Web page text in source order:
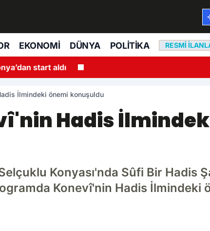
EKONOMI DÜNYA POLITIKA RESMI
start aldı
İlmindeki önemi konuşuldu
Hadis
Konyası'nda Sûfi Bir Hadis
Konevî'nin Hadis İlmindeki